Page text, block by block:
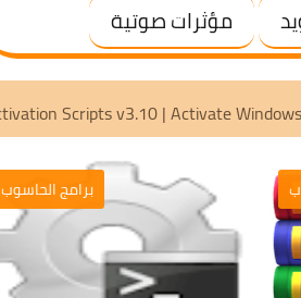
مؤثرات صوتية
Microsoft Activation Scripts v3.10 |
برامج الحاسوب